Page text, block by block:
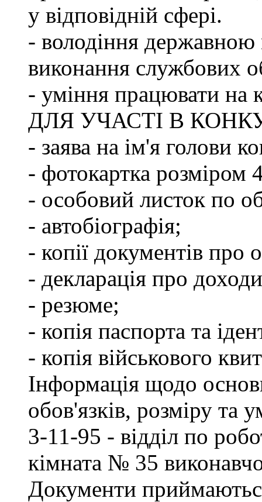
у відповідній сфері.
- володіння державною
виконання службових
- уміння працювати на
ДЛЯ УЧАСТІ В
- заява на ім'я голови
- фотокартка розміром
- особовий листок по
- автобіографія;
- копії документів про
- декларація про
- резюме;
- копія паспорта та
- копія військового
Інформація щодо
обов'язків, розміру та
3-11-95 - відділ по
кімната № 35
Документи